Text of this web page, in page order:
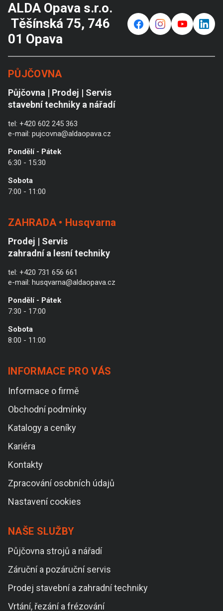
ALDA Opava s.r.o.
Těšínská 75, 746
01 Opava
f ⌁ y in
PŮJČOVNA
Půjčovna | Prodej | Servis
stavební techniky a nářadí
tel: +420 602 245 363
e-mail: pujcovna@aldaopava.cz
Pondělí - Pátek
6:30 - 15:30
Sobota
7:00 - 11:00
ZAHRADA • Husqvarna
Prodej | Servis
zahradní a lesní techniky
tel: +420 731 656 661
e-mail: husqvarna@aldaopava.cz
Pondělí - Pátek
7:30 - 17:00
Sobota
8:00 - 11:00
INFORMACE PRO VÁS
Informace o firmě
Obchodní podmínky
Katalogy a ceníky
Kariéra
Kontakty
Zpracování osobních údajů
Nastavení cookies
NAŠE SLUŽBY
Půjčovna strojů a nářadí
Záruční a pozáruční servis
Prodej stavební a zahradní techniky
Vrtání, řezání a frézování